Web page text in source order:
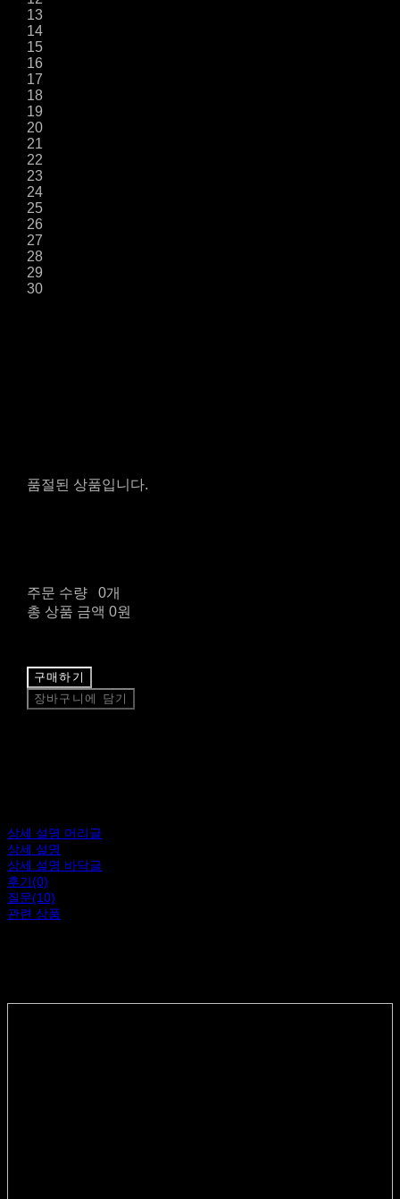
13
14
15
16
17
18
19
20
21
22
23
24
25
26
27
28
29
30
품절된 상품입니다.
주문 수량
0개
총 상품 금액 0원
구매하기
장바구니에 담기
상세 설명 머리글
상세 설명
상세 설명 바닥글
후기(0)
질문(10)
관련 상품